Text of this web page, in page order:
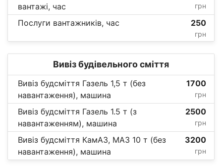
вантажі, час
грн
Послуги вантажників, час 250
грн
Вивіз будівельного сміття
Вивіз будсміття Газель 1,5 т (без
навантаження), машина
1700
грн
Вивіз будсміття Газель 1.5 т (з
навантаженням), машина
2500
грн
Вивіз будсміття КамАЗ, МАЗ 10 т (без
навантаження), машина
3200
грн